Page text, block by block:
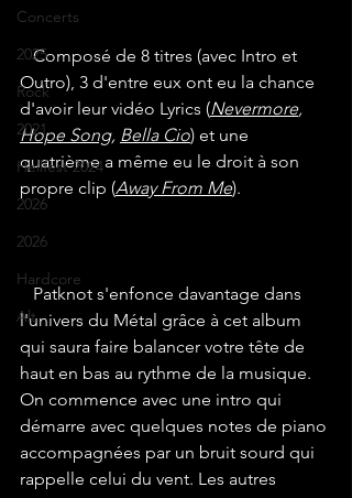
Concerts
2025
Rock
2021
Hellfest 2024
2026
2026
Hardcore
Alt
   Composé de 8 titres (avec Intro et
Outro), 3 d'entre eux ont eu la chance
d'avoir leur vidéo Lyrics (Nevermore,
Hope Song, Bella Cio) et une
quatrième a même eu le droit à son
propre clip (Away From Me).
l'univers du Métal grâce à cet album
qui saura faire balancer votre tête de
haut en bas au rythme de la musique.
On commence avec une intro qui
démarre avec quelques notes de piano
accompagnées par un bruit sourd qui
rappelle celui du vent. Les autres